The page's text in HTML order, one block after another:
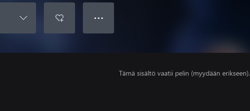
● ● ●
Tämä sisältö vaatii pelin (myydään erikseen).